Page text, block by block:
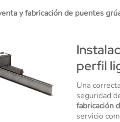
y fabricación de puentes
perfil
Una
seguridad
fabricación
servicio